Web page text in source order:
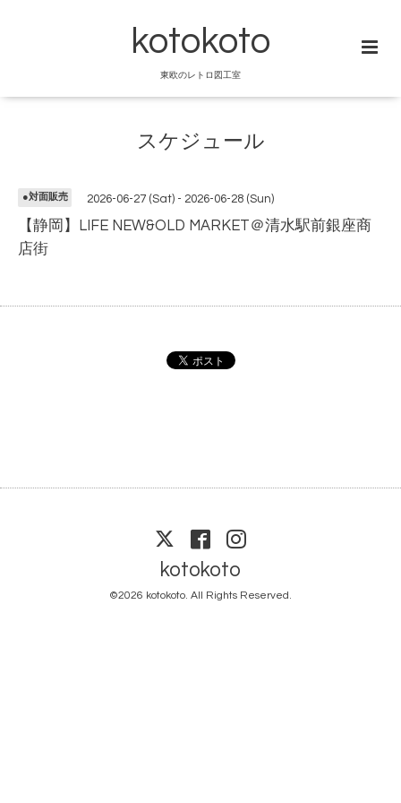
kotokoto
東欧のレトロ図工室
スケジュール
●対面販売 2026-06-27 (Sat) - 2026-06-28 (Sun)
【静岡】LIFE NEW&OLD MARKET＠清水駅前銀座商
店街
kotokoto
©2026 kotokoto. All Rights Reserved.